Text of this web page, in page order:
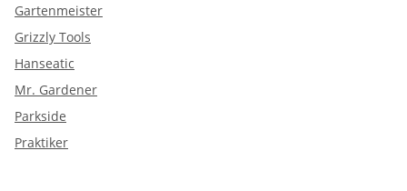
Gartenmeister
Grizzly Tools
Hanseatic
Mr. Gardener
Parkside
Praktiker